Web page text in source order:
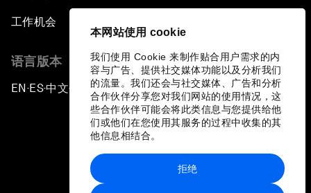
本网站使用 cookie
我们使用 Cookie 来制作贴合用户需求的内
容与广告、提供社交媒体功能以及分析我们
的流量。我们还会与社交媒体、广告和分析
合作伙伴分享您对我们网站的使用情况，这
些合作伙伴可能会将此类信息与您提供给他
们或他们在您使用其服务的过程中收集的其
他信息相结合。
拒绝
工作机会
语言版本
EN ▪ES▪中文▪ 日本語